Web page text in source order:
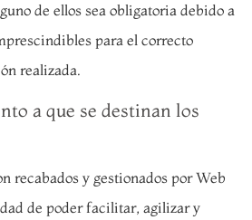
de ellos sea obligatoria debido a
para el correcto
realizada.
a que se destinan los
recabados y gestionados por Web
de poder facilitar, agilizar y